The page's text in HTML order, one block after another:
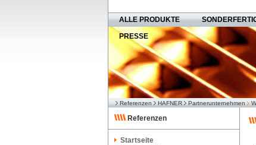
ALLE PRODUKTE
PRESSE
Referenzen HAFNER Partnerunternehmen
Referenzen
Startseite